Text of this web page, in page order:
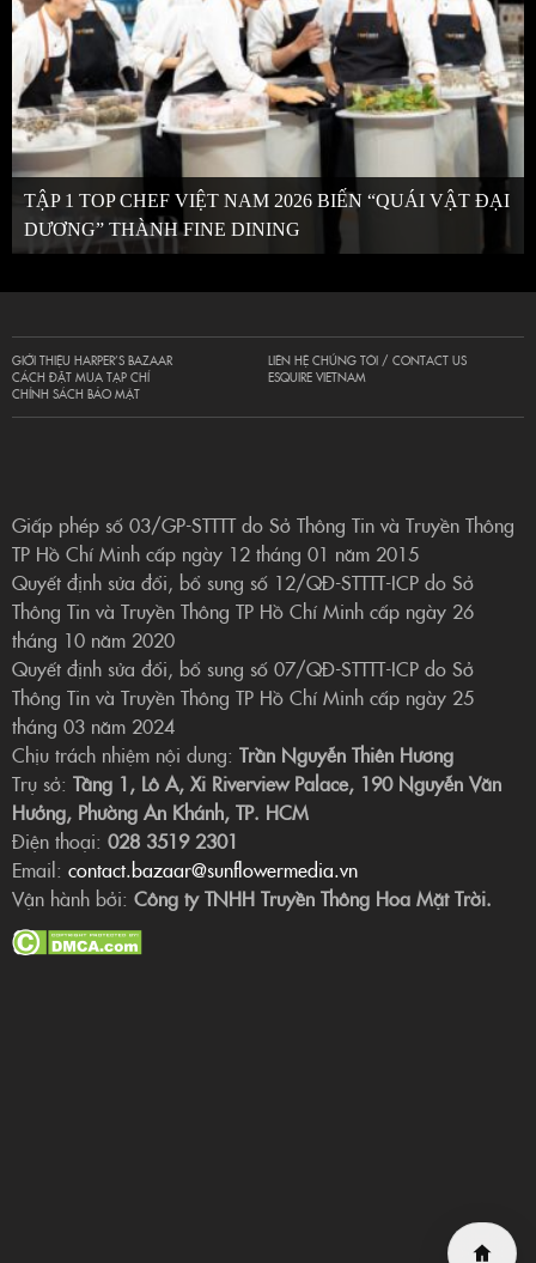
TẬP 1 TOP CHEF VIỆT NAM 2026 BIẾN “QUÁI VẬT ĐẠI
DƯƠNG” THÀNH FINE DINING
GIỚI THIỆU HARPER’S BAZAAR
CÁCH ĐẶT MUA TẠP CHÍ
CHÍNH SÁCH BẢO MẬT
LIÊN HỆ CHÚNG TÔI / CONTACT US
ESQUIRE VIETNAM
Giấp phép số 03/GP-STTTT do Sở Thông Tin và Truyền Thông
TP Hồ Chí Minh cấp ngày 12 tháng 01 năm 2015
Quyết định sửa đổi, bổ sung số 12/QĐ-STTTT-ICP do Sở
Thông Tin và Truyền Thông TP Hồ Chí Minh cấp ngày 26
tháng 10 năm 2020
Quyết định sửa đổi, bổ sung số 07/QĐ-STTTT-ICP do Sở
Thông Tin và Truyền Thông TP Hồ Chí Minh cấp ngày 25
tháng 03 năm 2024
Chịu trách nhiệm nội dung: Trần Nguyễn Thiên Hương
Trụ sở: Tầng 1, Lô A, Xi Riverview Palace, 190 Nguyễn Văn
Hưởng, Phường An Khánh, TP. HCM
Điện thoại: 028 3519 2301
Email: contact.bazaar@sunflowermedia.vn
Vận hành bởi: Công ty TNHH Truyền Thông Hoa Mặt Trời.